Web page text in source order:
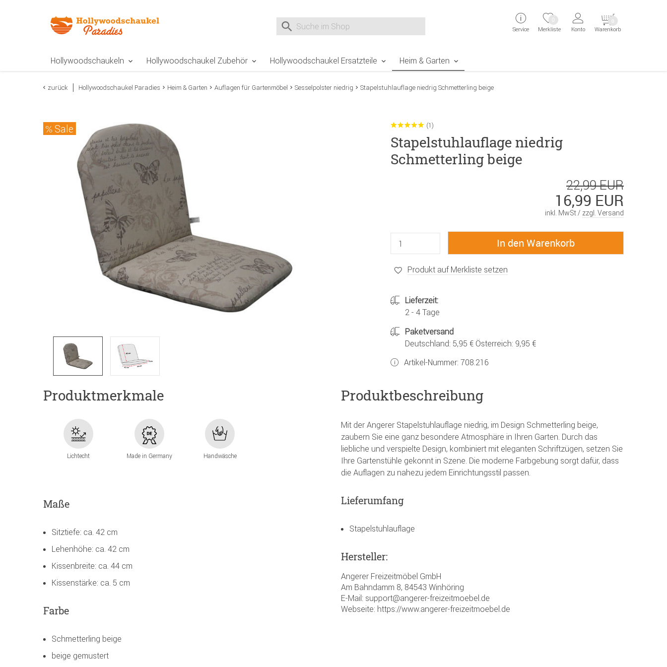
Suche nach
Service Merkliste
0
Konto Warenkorb
0
Hollywoodschaukeln Hollywoodschaukel Zubehör Hollywoodschaukel Ersatzteile Heim & Garten
zurück Hollywoodschaukel Paradies Heim & Garten Auflagen für Gartenmöbel Sesselpolster niedrig Stapelstuhlauflage niedrig Schmetterling beige
Sale (1)
Stapelstuhlauflage niedrig
Schmetterling beige
22,99 EUR
16,99 EUR
inkl. MwSt / zzgl. Versand
Produkt auf Merkliste setzen
Lieferzeit:
2 - 4 Tage
Paketversand
Deutschland: 5,95 € Österreich: 9,95 €
Artikel-Nummer: 708.216
Produktmerkmale
Lichtecht Made in Germany Handwäsche
Maße
Sitztiefe: ca. 42 cm
Lehenhöhe: ca. 42 cm
Kissenbreite: ca. 44 cm
Kissenstärke: ca. 5 cm
Farbe
Schmetterling beige
beige gemustert
Produktbeschreibung
Mit der Angerer Stapelstuhlauflage niedrig, im Design Schmetterling beige,
zaubern Sie eine ganz besondere Atmosphäre in Ihren Garten. Durch das
liebliche und verspielte Design, kombiniert mit eleganten Schriftzügen, setzen Sie
Ihre Gartenstühle gekonnt in Szene. Die moderne Farbgebung sorgt dafür, dass
die Auflagen zu nahezu jedem Einrichtungsstil passen.
Lieferumfang
Stapelstuhlauflage
Hersteller:
Angerer Freizeitmöbel GmbH
Am Bahndamm 8, 84543 Winhöring
E-Mail: support@angerer-freizeitmoebel.de
Webseite: https://www.angerer-freizeitmoebel.de